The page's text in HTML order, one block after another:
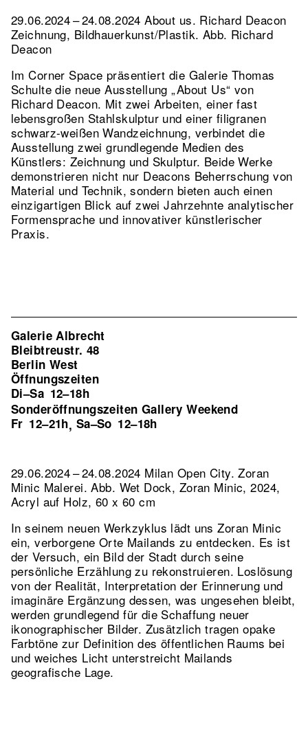
29.06.2024 – 24.08.2024 About us. Richard Deacon
Zeichnung, Bildhauerkunst/Plastik. Abb. Richard
Deacon
Im Corner Space präsentiert die Galerie Thomas
Schulte die neue Ausstellung „About Us“ von
Richard Deacon. Mit zwei Arbeiten, einer fast
lebensgroßen Stahlskulptur und einer filigranen
schwarz-weißen Wandzeichnung, verbindet die
Ausstellung zwei grundlegende Medien des
Künstlers: Zeichnung und Skulptur. Beide Werke
demonstrieren nicht nur Deacons Beherrschung von
Material und Technik, sondern bieten auch einen
einzigartigen Blick auf zwei Jahrzehnte analytischer
Formensprache und innovativer künstlerischer
Praxis.
Galerie Albrecht
Bleibtreustr. 48
Berlin West
Öffnungszeiten
Di–Sa 12–18h
Sonderöffnungszeiten Gallery Weekend
Fr 12–21h, Sa–So 12–18h
29.06.2024 – 24.08.2024 Milan Open City. Zoran
Minic Malerei.Abb. Wet Dock, Zoran Minic, 2024,
Acryl auf Holz, 60 x 60 cm
In seinem neuen Werkzyklus lädt uns Zoran Minic
ein, verborgene Orte Mailands zu entdecken. Es ist
der Versuch, ein Bild der Stadt durch seine
persönliche Erzählung zu rekonstruieren. Loslösung
von der Realität, Interpretation der Erinnerung und
imaginäre Ergänzung dessen, was ungesehen bleibt,
werden grundlegend für die Schaffung neuer
ikonographischer Bilder. Zusätzlich tragen opake
Farbtöne zur Definition des öffentlichen Raums bei
und weiches Licht unterstreicht Mailands
geografische Lage.